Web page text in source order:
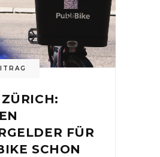
FÜR
SCHON